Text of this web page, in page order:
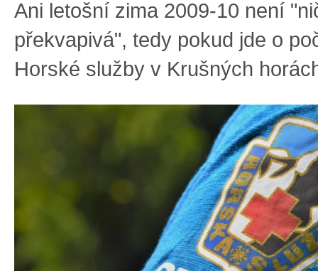
Ani letošní zima 2009-10 není
překvapivá", tedy pokud jde o
Horské služby v Krušných